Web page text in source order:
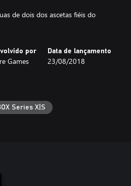
de dois dos ascetas fiéis do
por
Games
Data de lançamento
23/08/2018
Series X|S